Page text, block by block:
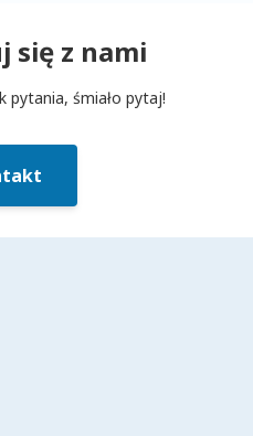
się z nami
pytania, śmiało pytaj!